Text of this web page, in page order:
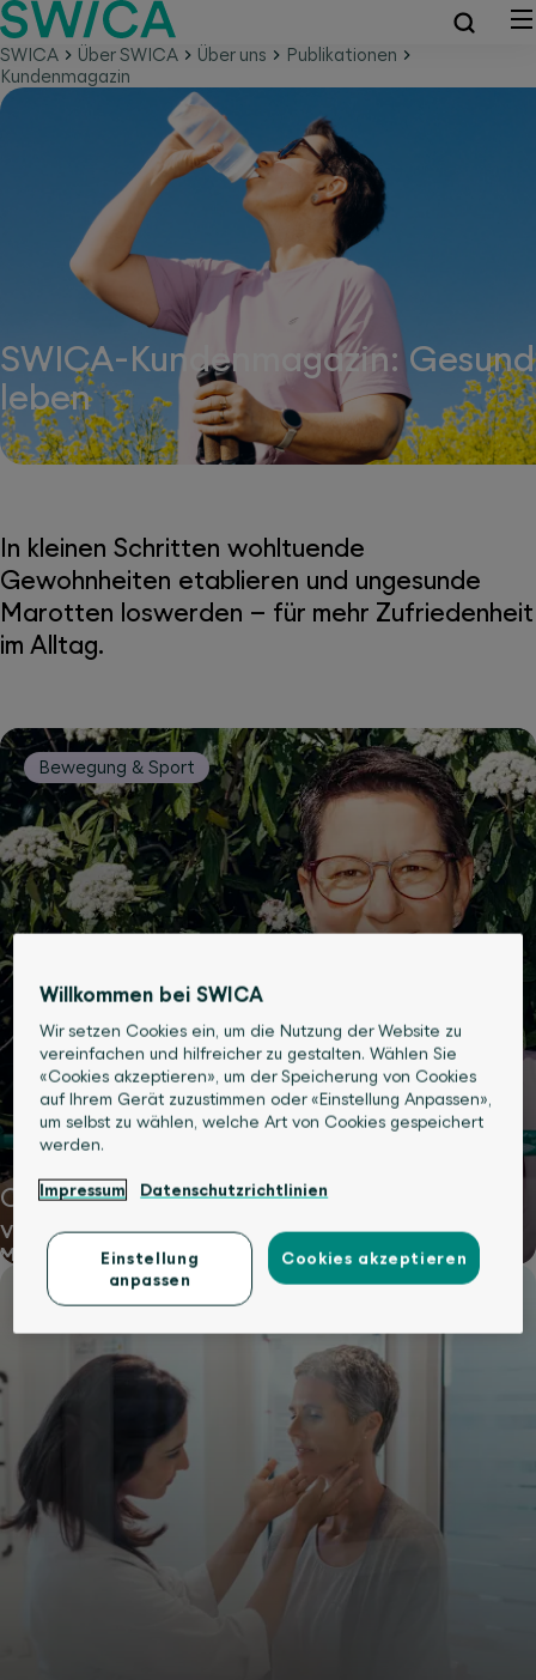
SWICA Über SWICA Über uns
Publikationen
Kundenmagazin
SWICA-Kundenmagazin: Gesund
leben
In kleinen Schritten wohltuende
Gewohnheiten etablieren und ungesunde
Marotten loswerden – für mehr Zufriedenheit
im Alltag.
Bewegung & Sport
Ohne Jojo-Effekt den Lebensstil nachhaltig
verändern
Mehr lesen
Körper
Willkommen bei SWICA
Wir setzen Cookies ein, um die Nutzung der Website zu
vereinfachen und hilfreicher zu gestalten. Wählen Sie
«Cookies akzeptieren», um der Speicherung von Cookies
auf Ihrem Gerät zuzustimmen oder «Einstellung Anpassen»,
um selbst zu wählen, welche Art von Cookies gespeichert
werden.
Impressum Datenschutzrichtlinien
Einstellung
anpassen
Cookies akzeptieren